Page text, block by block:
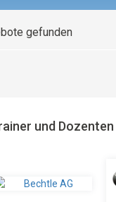
gefunden
und Dozenten